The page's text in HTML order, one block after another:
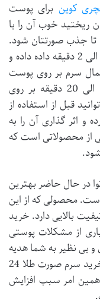
کوین برای پوست
ریختید خوب آن را با
تا جذب صورتتان شود.
در نظر داشته باشید که ماساژ را حدودا 1 الی 2 دقیقه داده داده و
سرم بر روی پوست
صورتتان بیرون نروید. بلکه بگذارید 10 الی 20 دقیقه بر روی
قبل از استفاده از
و اثر گذاری آن را به
از محصولاتی است که
در حال حاضر بهترین
است. محصولی که از این
بالایی دارد. خرید
از مشکلات پوستی
و بی نظیر به شما هدیه
بخشد. در قابل تمامی این موارد، قیمت خرید سرم صورت طلا 24
امر سبب افزایش